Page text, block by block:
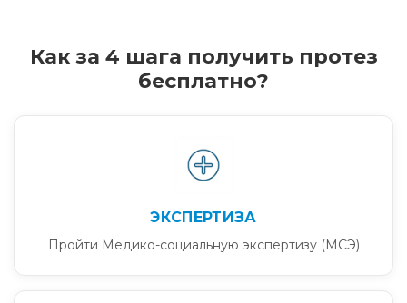
Как за 4 шага получить протез
бесплатно?
ЭКСПЕРТИЗА
Пройти Медико-социальную экспертизу (МСЭ)